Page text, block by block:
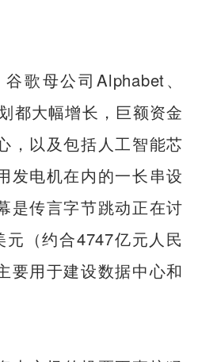
歌母公司Alphabet、
都大幅增长，巨额资金
，以及包括人工智能芯
发电机在内的一长串设
是传言字节跳动正在讨
（约合4747亿元人民
要用于建设数据中心和